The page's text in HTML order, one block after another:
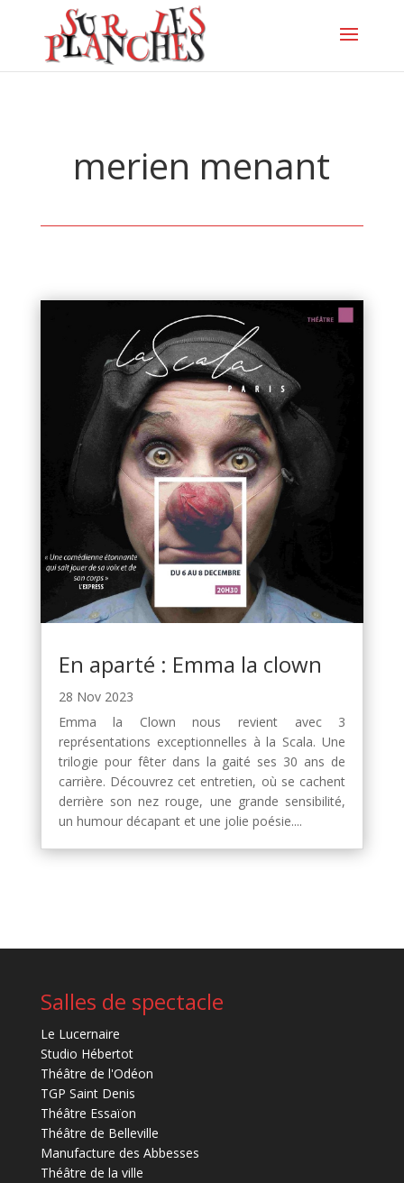
merien menant
En aparté : Emma la clown
28 Nov 2023
Emma la Clown nous revient avec 3
représentations exceptionnelles à la Scala. Une
trilogie pour fêter dans la gaité ses 30 ans de
carrière. Découvrez cet entretien, où se cachent
derrière son nez rouge, une grande sensibilité,
un humour décapant et une jolie poésie....
Salles de spectacle
Le Lucernaire
Studio Hébertot
Théâtre de l'Odéon
TGP Saint Denis
Théâtre Essaïon
Théâtre de Belleville
Manufacture des Abbesses
Théâtre de la ville